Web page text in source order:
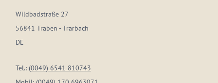
Wildbadstraße 27
56841 Traben - Trarbach
DE
Tel.: (0049) 6541 810743